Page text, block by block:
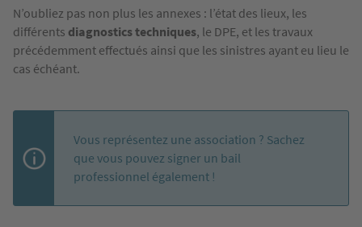
N’oubliez pas non plus les annexes : l’état des lieux, les
différents diagnostics techniques, le DPE, et les travaux
précédemment effectués ainsi que les sinistres ayant eu lieu le
cas échéant.
Vous représentez une association ? Sachez
que vous pouvez signer un bail
professionnel également !